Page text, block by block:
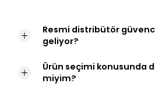
Resmi distribütör
geliyor?
Ürün seçimi konusunda
miyim?